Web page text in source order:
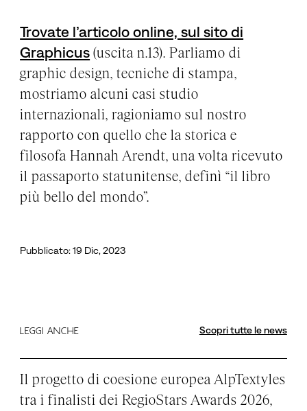
Trovate l’articolo online, sul sito di
Graphicus (uscita n.13). Parliamo di
graphic design, tecniche di stampa,
mostriamo alcuni casi studio
internazionali, ragioniamo sul nostro
rapporto con quello che la storica e
filosofa Hannah Arendt, una volta ricevuto
il passaporto statunitense, definì “il libro
più bello del mondo”.
Pubblicato: 19 Dic, 2023
LEGGI ANCHE Scopri tutte le news
Il progetto di coesione europea AlpTextyles
tra i finalisti dei RegioStars Awards 2026,